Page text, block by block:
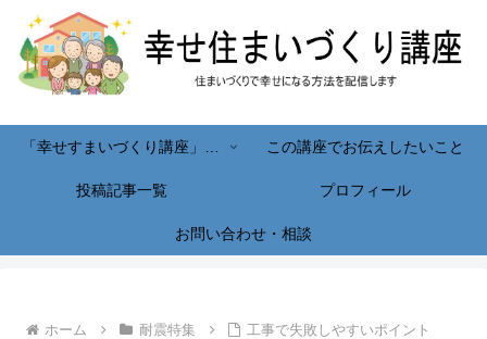
この講座でお伝えしたいこと
投稿記事一覧 プロフィール
お問い合わせ・相談
ホーム 耐震特集 工事で失敗しやすいポイント